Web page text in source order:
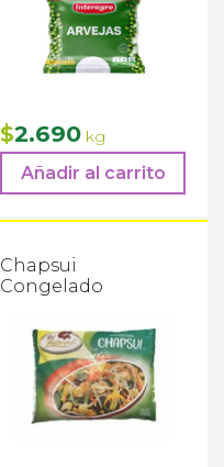
$2.690kg
Añadir al carrito
Chapsui
Congelado